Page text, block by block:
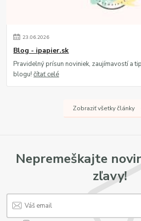
23.06.2026
Blog - ipapier.sk
Pravidelný prísun noviniek, zaujímavostí a
blogu!čítať celé
Zobraziť všetky články
Nepremeškajte
zľavy!